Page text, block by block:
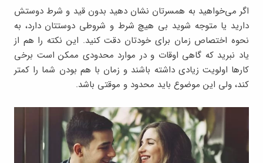
اگر می‌خواهید به همسرتان نشان دهید بدون قید و شرط دوستش
دارید یا متوجه شوید بی هیچ شرط و شروطی دوستتان دارد، به
نحوه اختصاص زمان برای خودتان دقت کنید. این نکته را هم از
یاد نبرید که گاهی اوقات و در موارد محدودی ممکن است برخی
کارها اولویت زیادی داشته باشند و زمان با هم بودن شما را کمتر
کند، ولی این موضوع باید محدود و موقتی باشد.